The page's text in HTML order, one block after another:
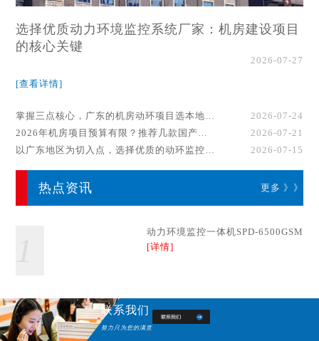
选择优质动力环境监控系统厂家：机房建设项目
的核心关键
2026-07-27
[查看详情]
掌握三点核心，广东的机房动环项目选本地厂家事半功倍！
2026-07-24
2026年机房项目预算有限？推荐几款国产动环监控系统品牌
2026-07-21
以广东地区为切入点，选择优质的动环监控系统厂家
2026-07-15
热点资讯 更多 》》
动力环境监控一体机SPD-6500GSM
[详情]
联系我们
努力只为您的满意